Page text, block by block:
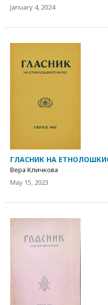
January 4, 2024
ГЛАСНИК НА
Вера Кличкова
May 15, 2023